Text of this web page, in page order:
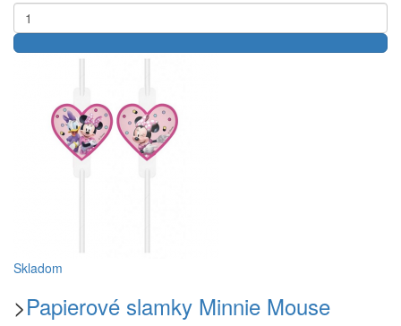
Skladom
>Papierové slamky Minnie Mouse